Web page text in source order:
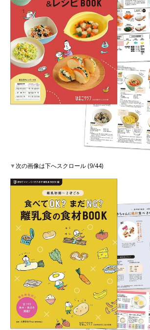
▼次の画像は下へスクロール (9/44)